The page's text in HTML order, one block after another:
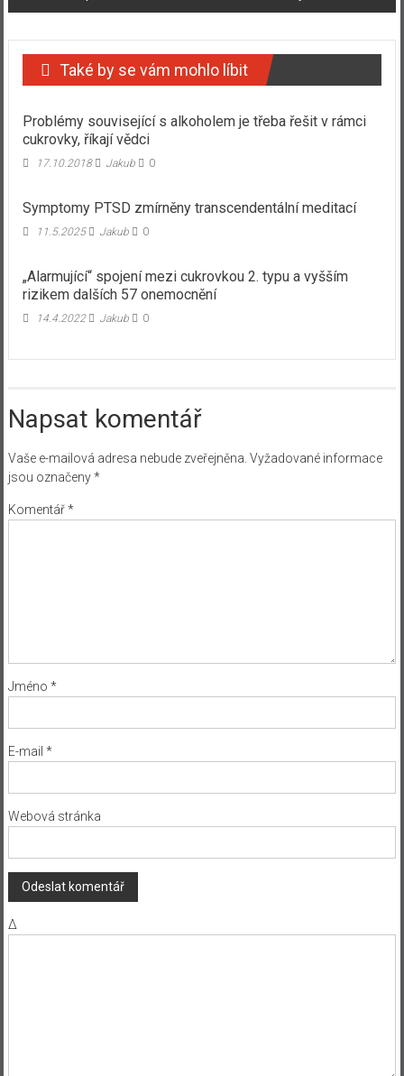
Také by se vám mohlo líbit
Problémy související s alkoholem je třeba řešit v rámci
cukrovky, říkají vědci
17.10.2018 Jakub 0
Symptomy PTSD zmírněny transcendentální meditací
11.5.2025 Jakub 0
„Alarmující“ spojení mezi cukrovkou 2. typu a vyšším
rizikem dalších 57 onemocnění
14.4.2022 Jakub 0
Napsat komentář
Vaše e-mailová adresa nebude zveřejněna. Vyžadované informace
jsou označeny*
Komentář*
Jméno *
E-mail *
Webová stránka
Δ